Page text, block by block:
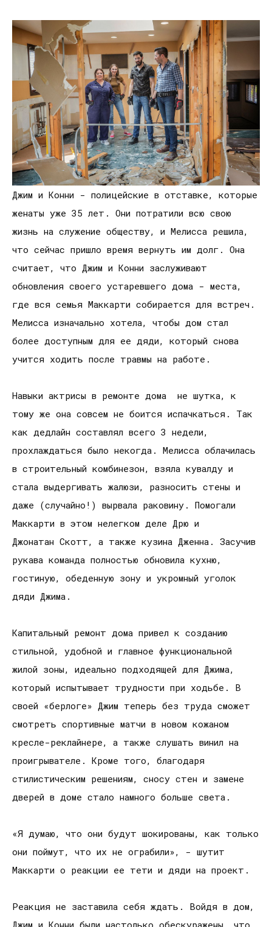
Джим и Конни - полицейские в отставке, которые
женаты уже 35 лет. Они потратили всю свою
жизнь на служение обществу, и Мелисса решила,
что сейчас пришло время вернуть им долг. Она
считает, что Джим и Конни заслуживают
обновления своего устаревшего дома - места,
где вся семья Маккарти собирается для встреч.
Мелисса изначально хотела, чтобы дом стал
более доступным для ее дяди, который снова
учится ходить после травмы на работе.
Навыки актрисы в ремонте дома не шутка, к
тому же она совсем не боится испачкаться. Так
как дедлайн составлял всего 3 недели,
прохлаждаться было некогда. Мелисса облачилась
в строительный комбинезон, взяла кувалду и
стала выдергивать жалюзи, разносить стены и
даже (случайно!) вырвала раковину. Помогали
Маккарти в этом нелегком деле Дрю и
Джонатан Скотт, а также кузина Дженна. Засучив
рукава команда полностью обновила кухню,
гостиную, обеденную зону и укромный уголок
дяди Джима.
Капитальный ремонт дома привел к созданию
стильной, удобной и главное функциональной
жилой зоны, идеально подходящей для Джима,
который испытывает трудности при ходьбе. В
своей «берлоге» Джим теперь без труда сможет
смотреть спортивные матчи в новом кожаном
кресле-реклайнере, а также слушать винил на
проигрывателе. Кроме того, благодаря
стилистическим решениям, сносу стен и замене
дверей в доме стало намного больше света.
«Я думаю, что они будут шокированы, как только
они поймут, что их не ограбили», - шутит
Маккарти о реакции ее тети и дяди на проект.
Реакция не заставила себя ждать. Войдя в дом,